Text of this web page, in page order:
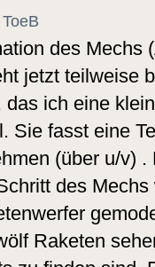
ToeB
des Mechs
jetzt teilweise
ich eine
Sie fasst eine
(über u/v)
des
Raketen